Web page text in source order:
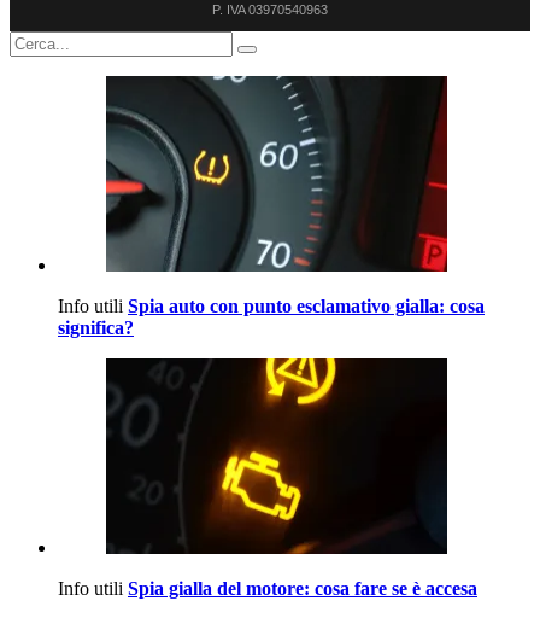
P. IVA 03970540963
Info utili Spia auto con punto esclamativo gialla: cosa
significa?
Info utili Spia gialla del motore: cosa fare se è accesa